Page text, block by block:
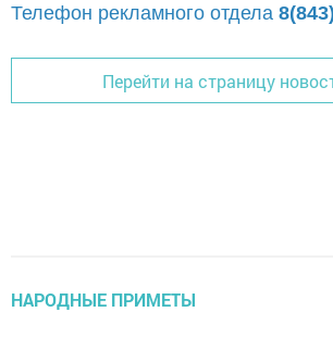
Телефон рекламного отдела
Перейти на страницу
НАРОДНЫЕ ПРИМЕТЫ